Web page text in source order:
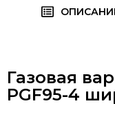
Газовая
PGF95-4